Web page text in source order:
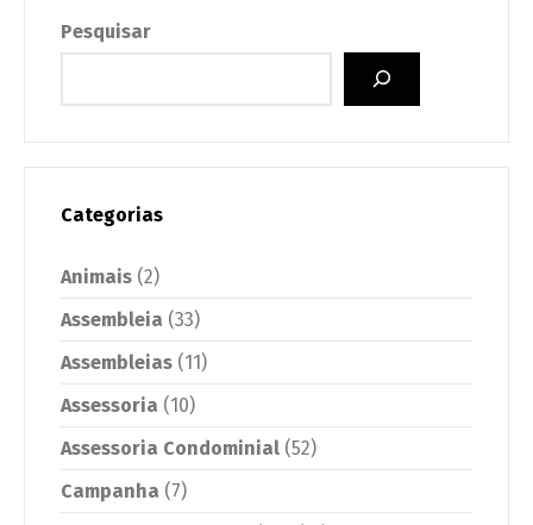
Pesquisar
Categorias
Animais (2)
Assembleia (33)
Assembleias (11)
Assessoria (10)
Assessoria Condominial (52)
Campanha (7)